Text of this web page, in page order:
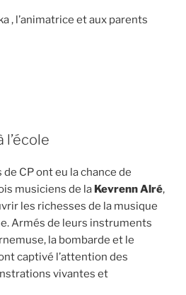
, l’animatrice et aux parents
l’école
CP ont eu la chance de
musiciens de la Kevrenn Alré,
les richesses de la musique
Armés de leurs instruments
la bombarde et le
captivé l’attention des
vivantes et